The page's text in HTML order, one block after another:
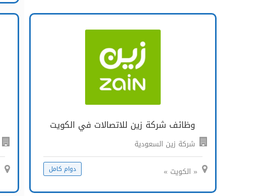
وظائف شركة زين للاتصالات في الكويت
شركة زين السعودية
« الكويت » دوام كامل